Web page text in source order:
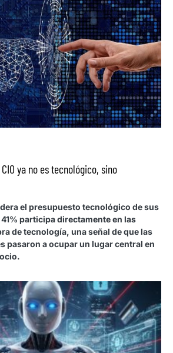
ya no es tecnológico, sino
el presupuesto tecnológico de sus
participa directamente en las
de tecnología, una señal de que las
pasaron a ocupar un lugar central en